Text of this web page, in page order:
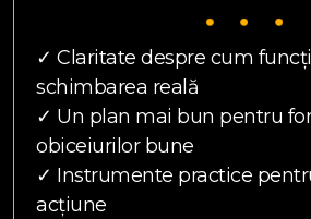
✓ Claritate despre cum
schimbarea reală
✓ Un plan mai bun pentru
obiceiurilor bune
✓ Instrumente practice
acțiune